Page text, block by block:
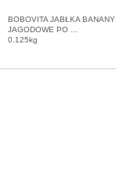
BOBOVITA JABŁKA
JAGODOWE PO ...
0.125kg